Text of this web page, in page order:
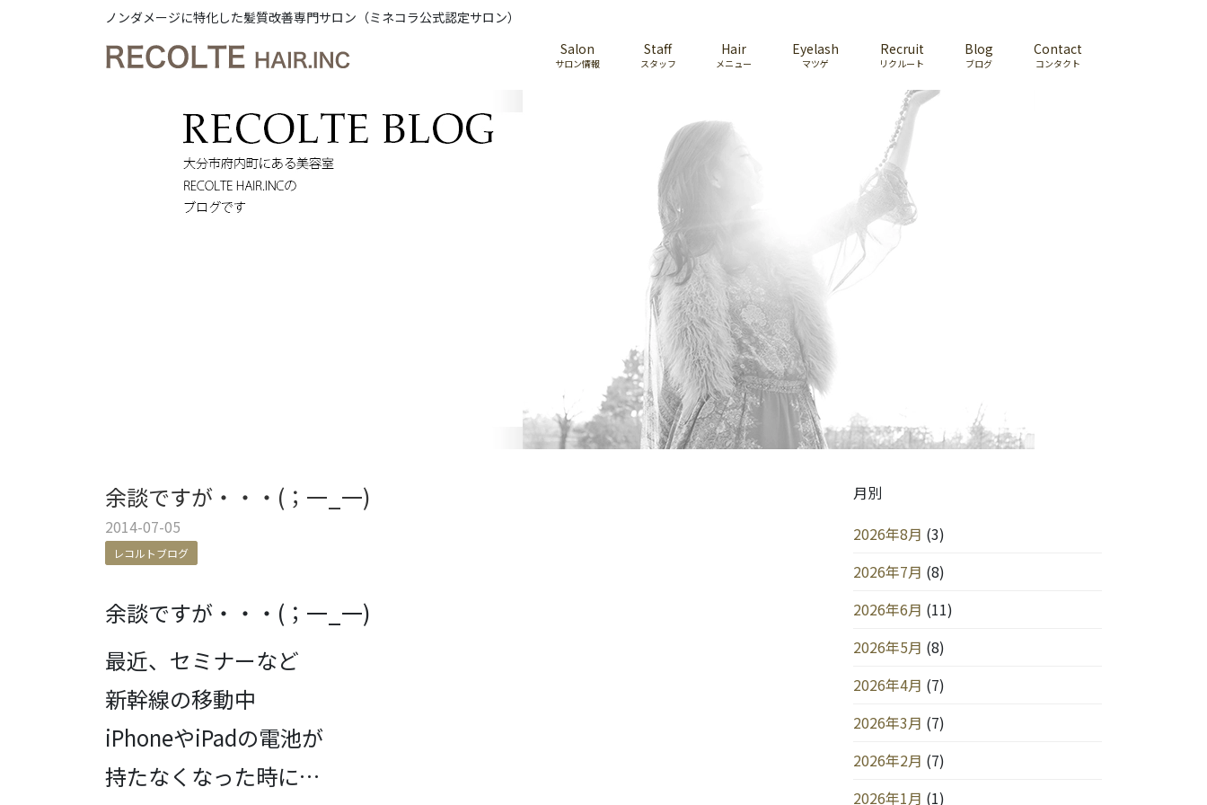
ノンダメージに特化した髪質改善専門サロン（ミネコラ公式認定サロン）
Salon
サロン情報
Staff
スタッフ
Hair
メニュー
Eyelash
マツゲ
Recruit
リクルート
Blog
ブログ
Contact
コンタクト
余談ですが・・・(；一_一)
2014-07-05
レコルトブログ
余談ですが・・・(；一_一)
最近、セミナーなど
新幹線の移動中
iPhoneやiPadの電池が
持たなくなった時に…
月別
2026年8月 (3)
2026年7月 (8)
2026年6月 (11)
2026年5月 (8)
2026年4月 (7)
2026年3月 (7)
2026年2月 (7)
2026年1月 (1)